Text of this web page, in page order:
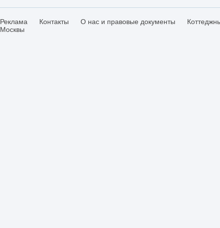
Реклама Контакты О нас и правовые документы
Москвы